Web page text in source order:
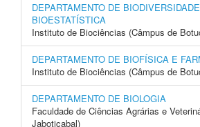
DEPARTAMENTO DE
BIOESTATÍSTICA
Instituto de Biociências (Câmpus de
DEPARTAMENTO DE BIOFÍSICA E
Instituto de Biociências (Câmpus de
DEPARTAMENTO DE BIOLOGIA
Faculdade de Ciências Agrárias e
Jaboticabal)